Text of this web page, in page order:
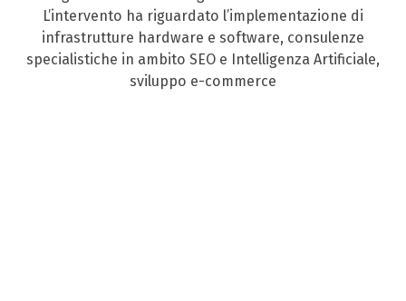
L’intervento ha riguardato l’implementazione di
infrastrutture hardware e software, consulenze
specialistiche in ambito SEO e Intelligenza Artificiale,
sviluppo e-commerce